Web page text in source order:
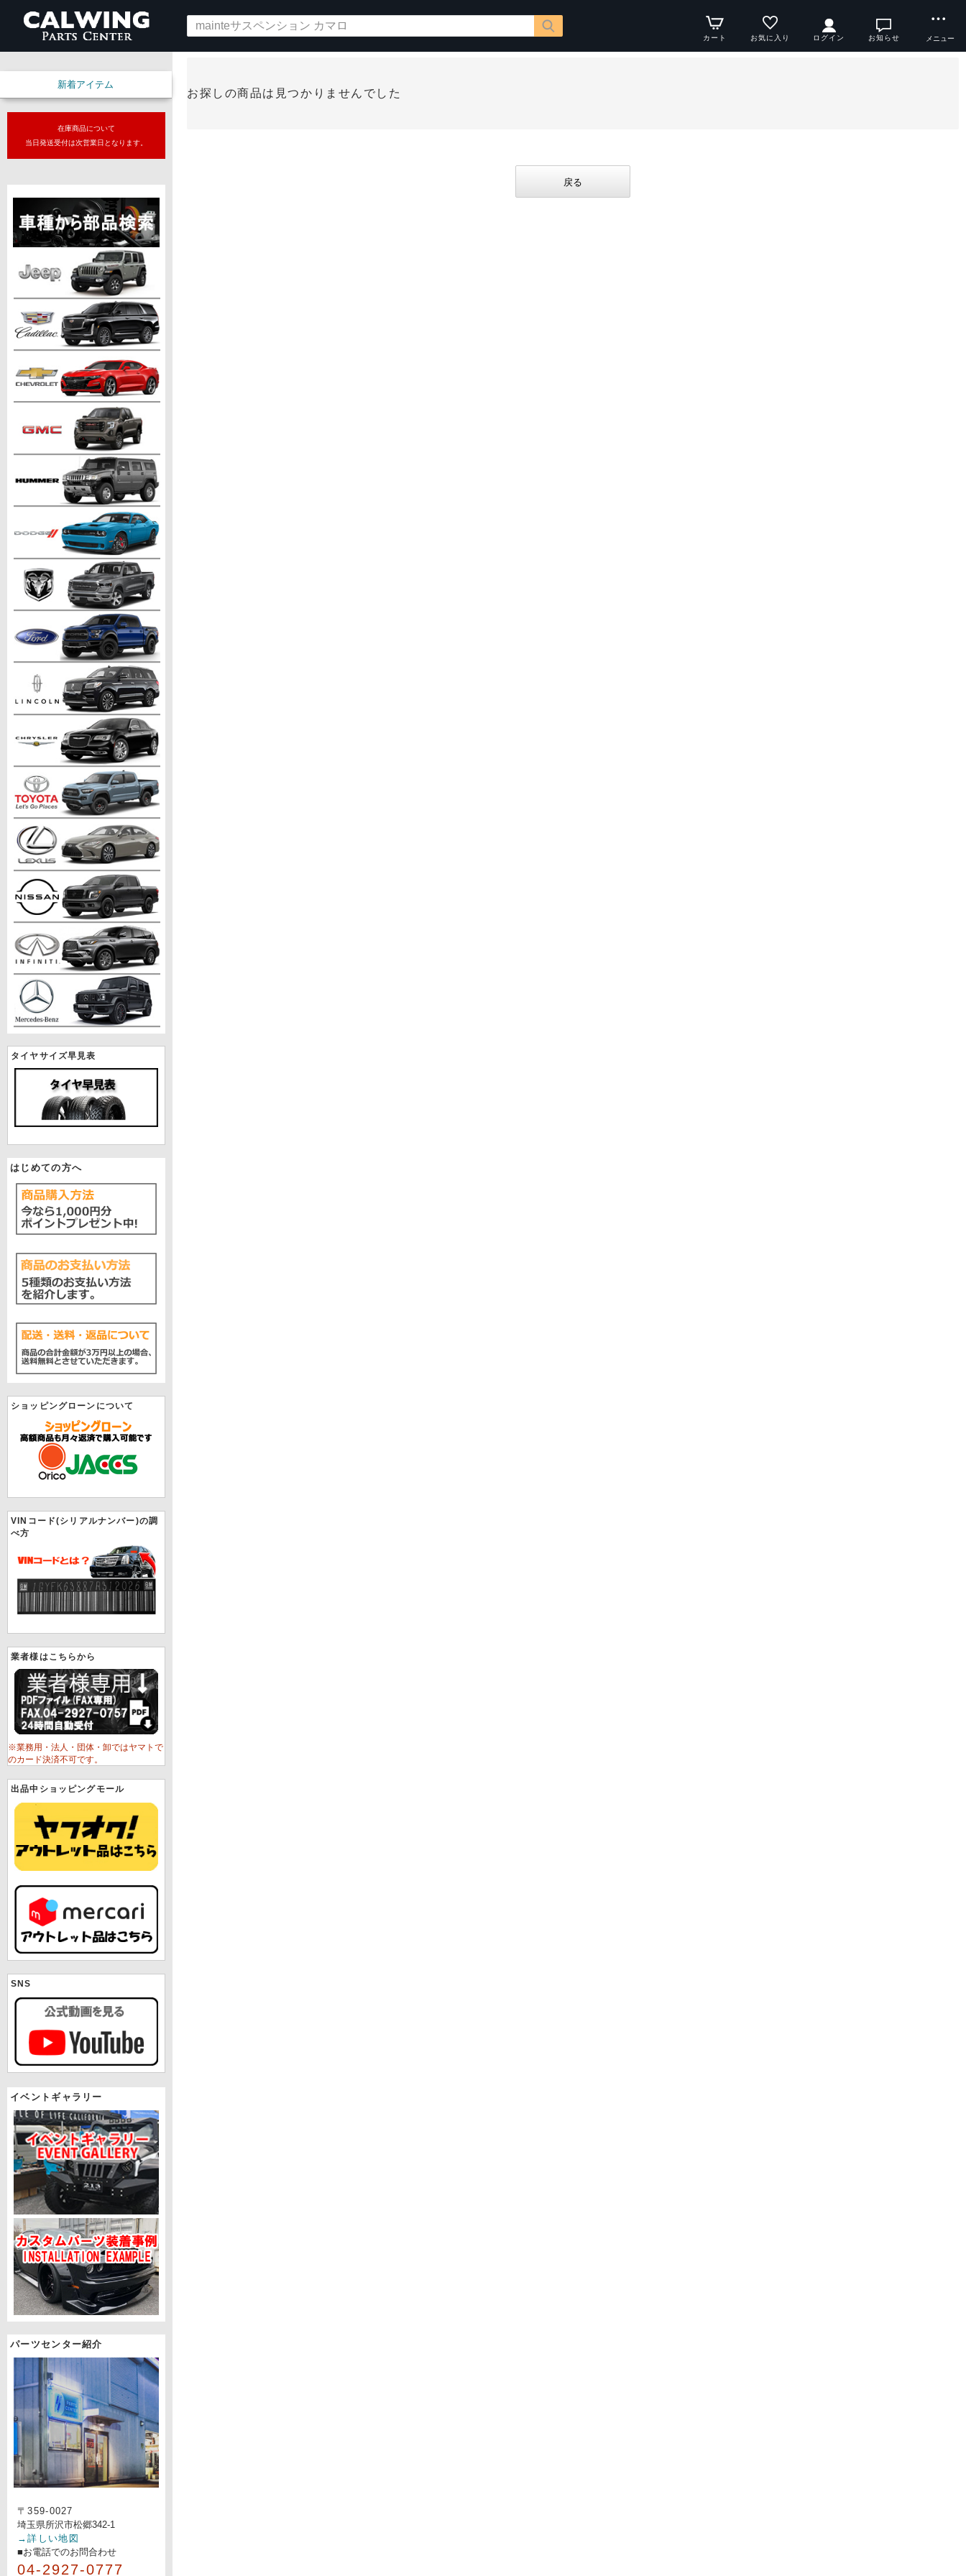
カート お気に入り ログイン お知らせ メニュー
新着アイテム
在庫商品について
当日発送受付は次営業日となります。
タイヤサイズ早見表
はじめての方へ
ショッピングローンについて
VINコード(シリアルナンバー)の調
べ方
業者様はこちらから
※業務用・法人・団体・卸ではヤマトで
のカード決済不可です。
出品中ショッピングモール
SNS
イベントギャラリー
パーツセンター紹介
〒359-0027
埼玉県所沢市松郷342-1
→詳しい地図
■お電話でのお問合わせ
04-2927-0777
お探しの商品は見つかりませんでした
戻る